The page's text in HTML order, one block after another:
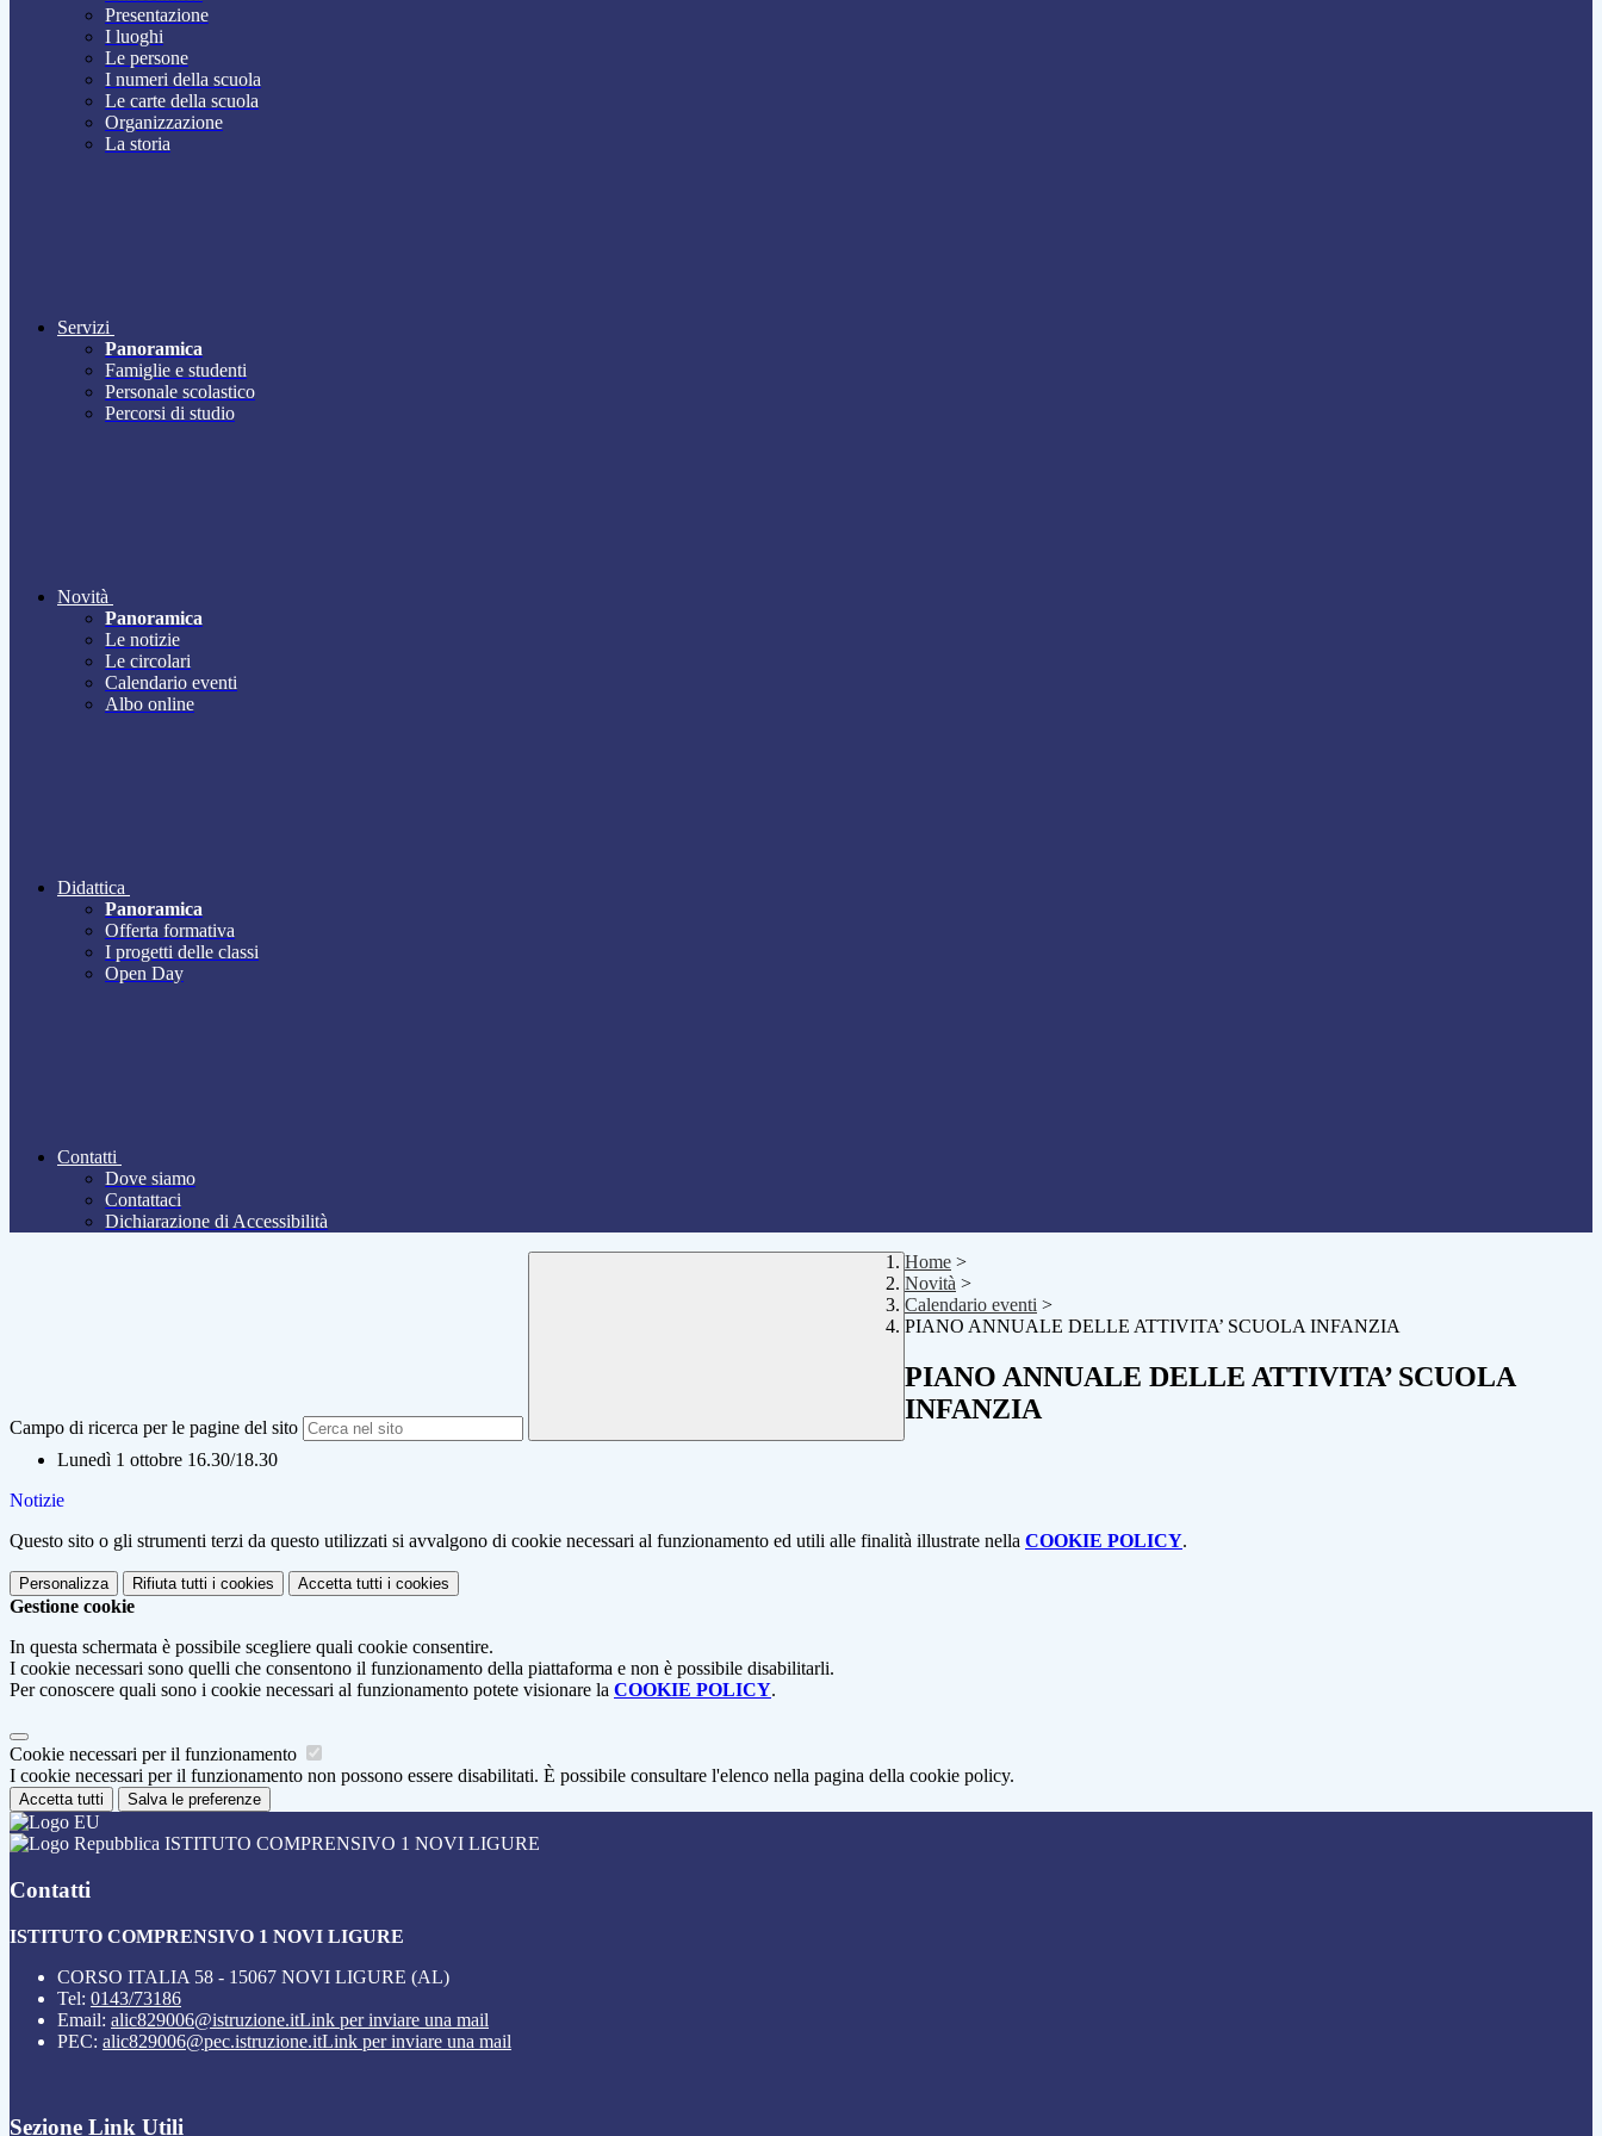
Presentazione
I luoghi
Le persone
I numeri della scuola
Le carte della scuola
Organizzazione
La storia
Servizi
Panoramica
Famiglie e studenti
Personale scolastico
Percorsi di studio
Novità
Panoramica
Le notizie
Le circolari
Calendario eventi
Albo online
Didattica
Panoramica
Offerta formativa
I progetti delle classi
Open Day
Contatti
Dove siamo
Contattaci
Dichiarazione di Accessibilità
Campo di ricerca per le pagine del sito
Home >
Novità >
Calendario eventi >
PIANO ANNUALE DELLE ATTIVITA’ SCUOLA INFANZIA
PIANO ANNUALE DELLE ATTIVITA’ SCUOLA
INFANZIA
Lunedì 1 ottobre 16.30/18.30
Notizie
Questo sito o gli strumenti terzi da questo utilizzati si avvalgono di cookie necessari al funzionamento ed utili alle finalità illustrate nella COOKIE POLICY.
Personalizza Rifiuta tutti i cookies Accetta tutti i cookies
Gestione cookie
In questa schermata è possibile scegliere quali cookie consentire.
I cookie necessari sono quelli che consentono il funzionamento della piattaforma e non è possibile disabilitarli.
Per conoscere quali sono i cookie necessari al funzionamento potete visionare la COOKIE POLICY.
Cookie necessari per il funzionamento
I cookie necessari per il funzionamento non possono essere disabilitati. È possibile consultare l'elenco nella pagina della cookie policy.
Accetta tutti Salva le preferenze
ISTITUTO COMPRENSIVO 1 NOVI LIGURE
Contatti
ISTITUTO COMPRENSIVO 1 NOVI LIGURE
CORSO ITALIA 58 - 15067 NOVI LIGURE (AL)
Tel: 0143/73186
Email: alic829006@istruzione.itLink per inviare una mail
PEC: alic829006@pec.istruzione.itLink per inviare una mail
Sezione Link Utili